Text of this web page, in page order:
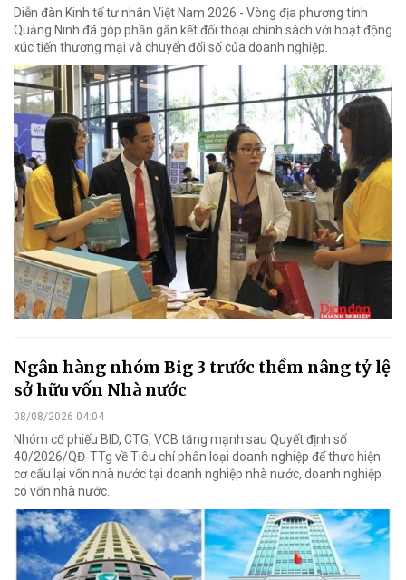
Diễn đàn Kinh tế tư nhân Việt Nam 2026 - Vòng địa phương tỉnh
Quảng Ninh đã góp phần gắn kết đối thoại chính sách với hoạt động
xúc tiến thương mại và chuyển đổi số của doanh nghiệp.
Ngân hàng nhóm Big 3 trước thềm nâng tỷ lệ
sở hữu vốn Nhà nước
08/08/2026 04:04
Nhóm cổ phiếu BID, CTG, VCB tăng mạnh sau Quyết định số
40/2026/QĐ-TTg về Tiêu chí phân loại doanh nghiệp để thực hiện
cơ cấu lại vốn nhà nước tại doanh nghiệp nhà nước, doanh nghiệp
có vốn nhà nước.